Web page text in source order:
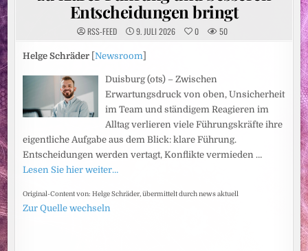
Entscheidungen bringt
RSS-FEED 9. JULI 2026 0 50
Helge Schräder [Newsroom]
Duisburg (ots) – Zwischen
Erwartungsdruck von oben, Unsicherheit
im Team und ständigem Reagieren im
Alltag verlieren viele Führungskräfte ihre
eigentliche Aufgabe aus dem Blick: klare Führung.
Entscheidungen werden vertagt, Konflikte vermieden …
Lesen Sie hier weiter…
Original-Content von: Helge Schräder, übermittelt durch news aktuell
Zur Quelle wechseln